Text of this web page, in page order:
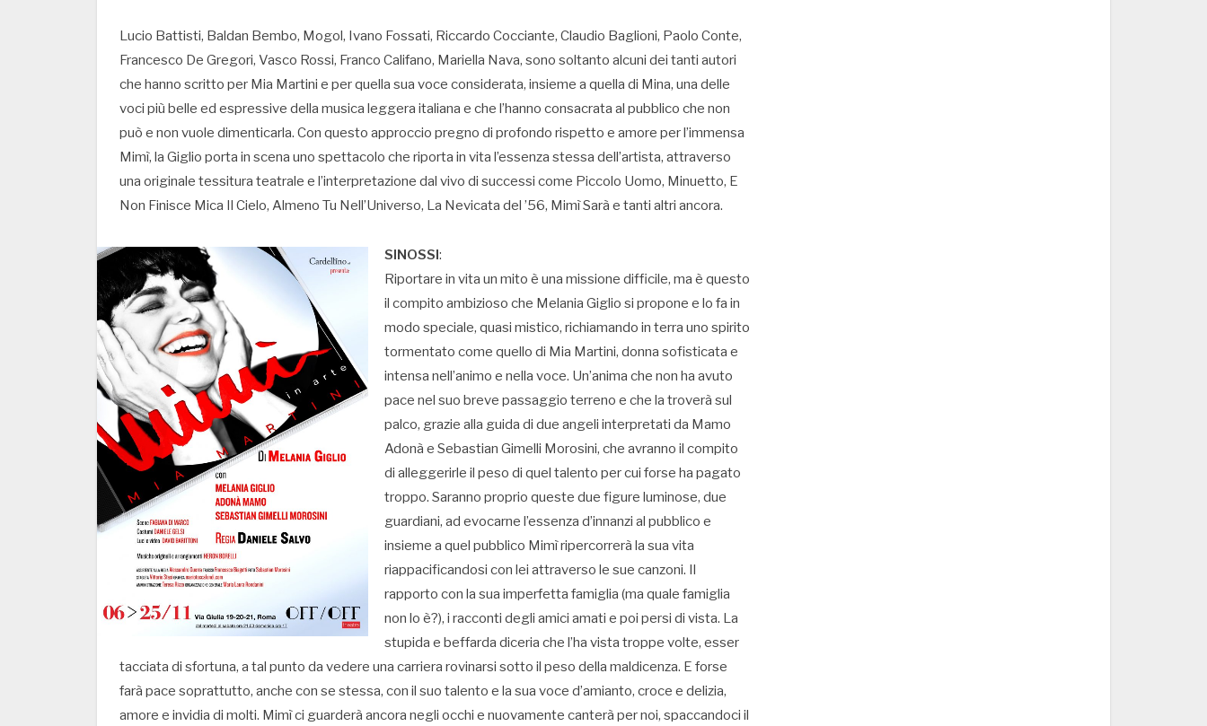
Lucio Battisti, Baldan Bembo, Mogol, Ivano Fossati, Riccardo Cocciante, Claudio Baglioni, Paolo Conte,
Francesco De Gregori, Vasco Rossi, Franco Califano, Mariella Nava, sono soltanto alcuni dei tanti autori
che hanno scritto per Mia Martini e per quella sua voce considerata, insieme a quella di Mina, una delle
voci più belle ed espressive della musica leggera italiana e che l’hanno consacrata al pubblico che non
può e non vuole dimenticarla. Con questo approccio pregno di profondo rispetto e amore per l’immensa
Mimì, la Giglio porta in scena uno spettacolo che riporta in vita l’essenza stessa dell’artista, attraverso
una originale tessitura teatrale e l’interpretazione dal vivo di successi come Piccolo Uomo, Minuetto, E
Non Finisce Mica Il Cielo, Almeno Tu Nell’Universo, La Nevicata del ’56, Mimì Sarà e tanti altri ancora.
SINOSSI:
Riportare in vita un mito è una missione difficile, ma è questo
il compito ambizioso che Melania Giglio si propone e lo fa in
modo speciale, quasi mistico, richiamando in terra uno spirito
tormentato come quello di Mia Martini, donna sofisticata e
intensa nell’animo e nella voce. Un’anima che non ha avuto
pace nel suo breve passaggio terreno e che la troverà sul
palco, grazie alla guida di due angeli interpretati da Mamo
Adonà e Sebastian Gimelli Morosini, che avranno il compito
di alleggerirle il peso di quel talento per cui forse ha pagato
troppo. Saranno proprio queste due figure luminose, due
guardiani, ad evocarne l’essenza d’innanzi al pubblico e
insieme a quel pubblico Mimì ripercorrerà la sua vita
riappacificandosi con lei attraverso le sue canzoni. Il
rapporto con la sua imperfetta famiglia (ma quale famiglia
non lo è?), i racconti degli amici amati e poi persi di vista. La
stupida e beffarda diceria che l’ha vista troppe volte, esser
tacciata di sfortuna, a tal punto da vedere una carriera rovinarsi sotto il peso della maldicenza. E forse
farà pace soprattutto, anche con se stessa, con il suo talento e la sua voce d’amianto, croce e delizia,
amore e invidia di molti. Mimì ci guarderà ancora negli occhi e nuovamente canterà per noi, spaccandoci il